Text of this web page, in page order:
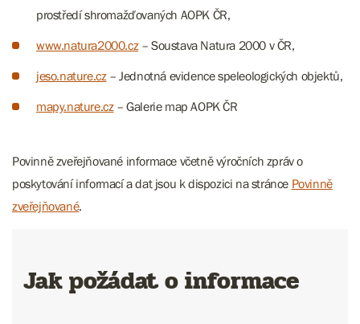
prostředí shromažďovaných AOPK ČR,
www.natura2000.cz– Soustava Natura 2000 v ČR,
jeso.nature.cz– Jednotná evidence speleologických objektů,
mapy.nature.cz– Galerie map AOPK ČR
Povinně zveřejňované informace včetně výročních zpráv o
poskytování informací a dat jsou k dispozici na stránce Povinně
zveřejňované.
Jak požádat o informace